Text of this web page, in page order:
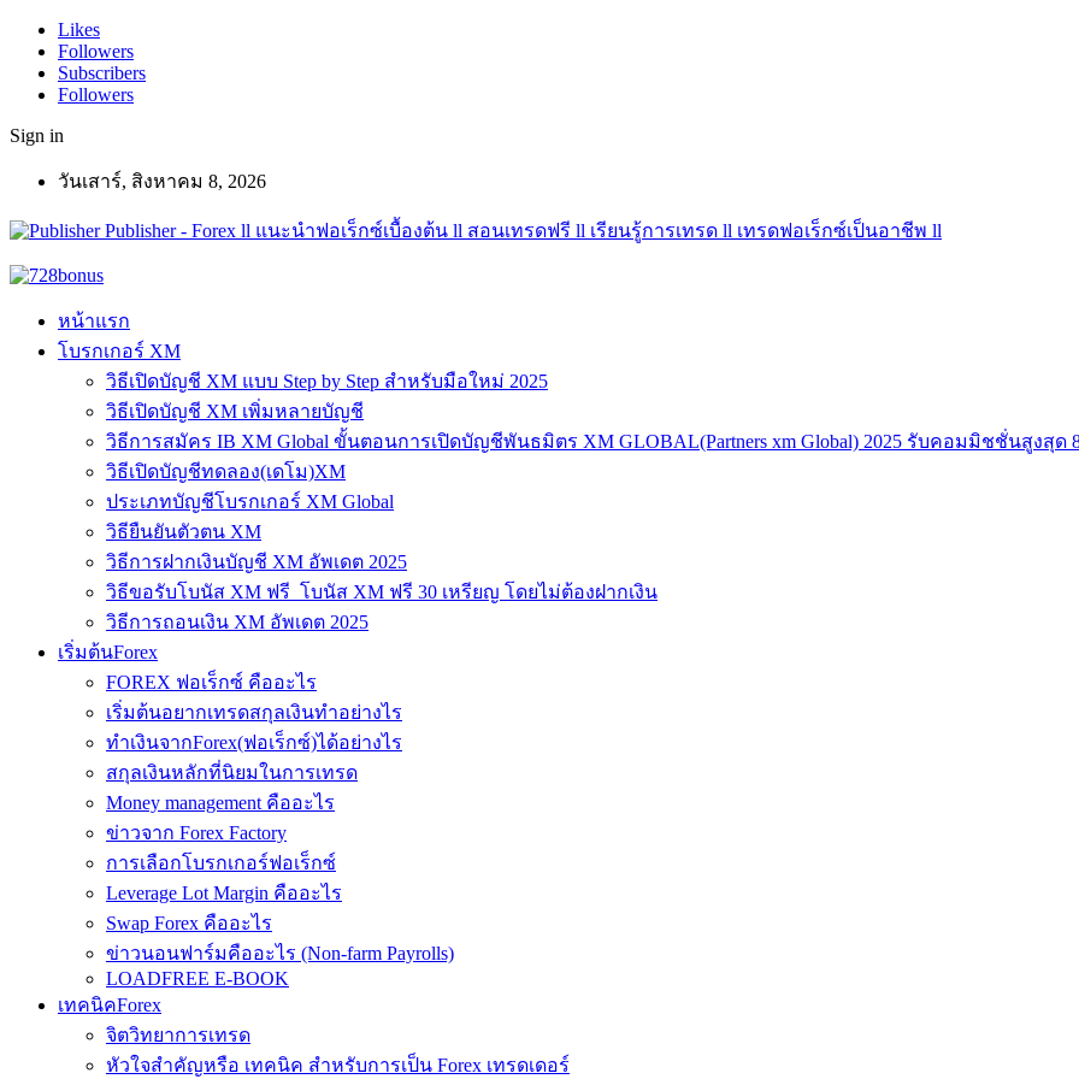
Likes
Followers
Subscribers
Followers
Sign in
วันเสาร์, สิงหาคม 8, 2026
Publisher - Forex ll แนะนำฟอเร็กซ์เบื้องต้น ll สอนเทรดฟรี ll เรียนรู้การเทรด ll เทรดฟอเร็กซ์เป็นอาชีพ ll
หน้าแรก
โบรกเกอร์ XM
วิธีเปิดบัญชี XM แบบ Step by Step สำหรับมือใหม่ 2025
วิธีเปิดบัญชี XM เพิ่มหลายบัญชี
วิธีการสมัคร IB XM Global ขั้นตอนการเปิดบัญชีพันธมิตร XM GLOBAL(Partners xm Global) 2025 รับคอมมิชชั่นสูงสุด
วิธีเปิดบัญชีทดลอง(เดโม)XM
ประเภทบัญชีโบรกเกอร์ XM Global
วิธียืนยันตัวตน XM
วิธีการฝากเงินบัญชี XM อัพเดต 2025
วิธีขอรับโบนัส XM ฟรี โบนัส XM ฟรี 30 เหรียญ โดยไม่ต้องฝากเงิน
วิธีการถอนเงิน XM อัพเดต 2025
เริ่มต้นForex
FOREX ฟอเร็กซ์ คืออะไร
เริ่มต้นอยากเทรดสกุลเงินทำอย่างไร
ทำเงินจากForex(ฟอเร็กซ์)ได้อย่างไร
สกุลเงินหลักที่นิยมในการเทรด
Money management คืออะไร
ข่าวจาก Forex Factory
การเลือกโบรกเกอร์ฟอเร็กซ์
Leverage Lot Margin คืออะไร
Swap Forex คืออะไร
ข่าวนอนฟาร์มคืออะไร (Non-farm Payrolls)
LOADFREE E-BOOK
เทคนิคForex
จิตวิทยาการเทรด
หัวใจสำคัญหรือ เทคนิค สำหรับการเป็น Forex เทรดเดอร์